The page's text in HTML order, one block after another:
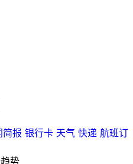
简报 银行卡 天气 快递 航班订
势